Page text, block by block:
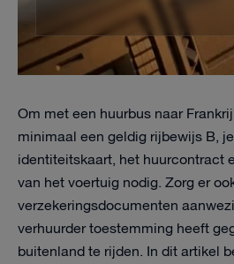
Om met een huurbus naar
minimaal een geldig rijbewijs B,
identiteitskaart, het huurcontract
van het voertuig nodig. Zorg er
verzekeringsdocumenten
verhuurder toestemming heeft
buitenland te rijden. In dit artikel